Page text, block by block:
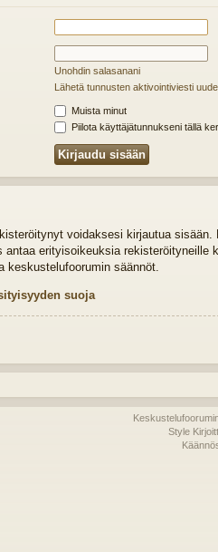
Unohdin salasanani
Lähetä tunnusten aktivointiviesti
Muista minut
Piilota käyttäjätunnukseni tällä
voidaksesi kirjautua
antaa erityisoikeuksia rekisteröityneille
keskustelufoorumin säännöt.
suoja
Style